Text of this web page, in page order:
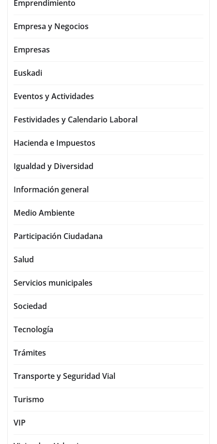
Emprendimiento
Empresa y Negocios
Empresas
Euskadi
Eventos y Actividades
Festividades y Calendario Laboral
Hacienda e Impuestos
Igualdad y Diversidad
Información general
Medio Ambiente
Participación Ciudadana
Salud
Servicios municipales
Sociedad
Tecnología
Trámites
Transporte y Seguridad Vial
Turismo
VIP